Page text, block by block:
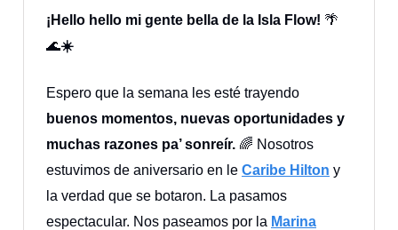
¡Hello hello mi gente bella de la Isla Flow! 🌴
🌊☀️
Espero que la semana les esté trayendo
buenos momentos, nuevas oportunidades y
muchas razones pa’ sonreír. 🌈 Nosotros
estuvimos de aniversario en le Caribe Hilton y
la verdad que se botaron. La pasamos
espectacular. Nos paseamos por la Marina